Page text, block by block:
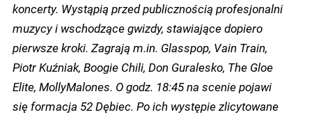
koncerty. Wystąpią przed publicznością profesjonalni
muzycy i wschodzące gwizdy, stawiające dopiero
pierwsze kroki. Zagrają m.in. Glasspop, Vain Train,
Piotr Kuźniak, Boogie Chili, Don Guralesko, The Gloe
Elite, MollyMalones. O godz. 18:45 na scenie pojawi
się formacja 52 Dębiec. Po ich występie zlicytowane